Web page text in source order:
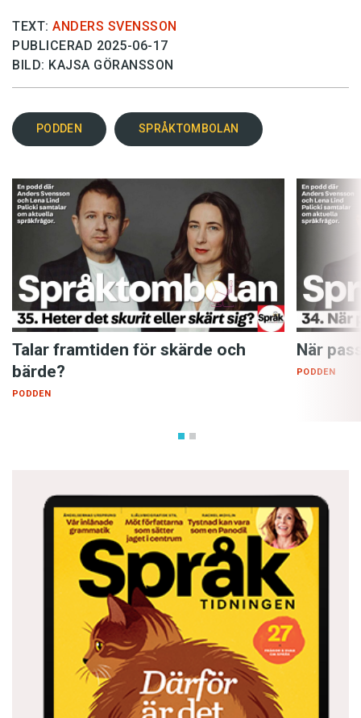
TEXT: ANDERS SVENSSON
PUBLICERAD 2025-06-17
BILD: KAJSA GÖRANSSON
PODDEN SPRÅKTOMBOLAN
Talar framtiden för skärde och
bärde?
PODDEN
När
PODDEN